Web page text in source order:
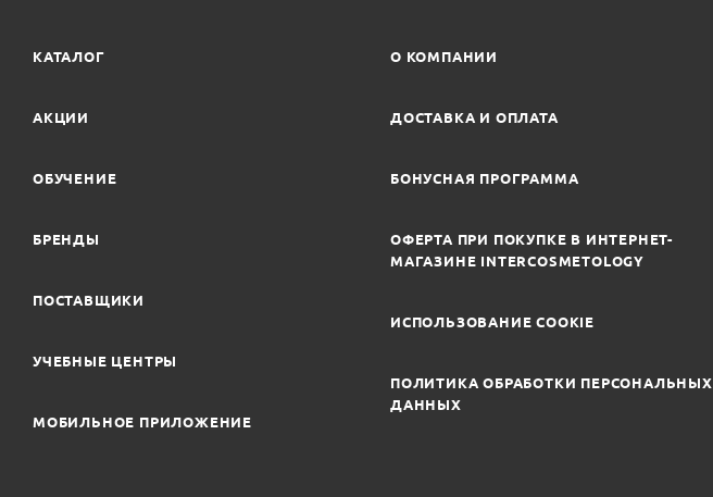
КАТАЛОГ
АКЦИИ
ОБУЧЕНИЕ
БРЕНДЫ
ПОСТАВЩИКИ
УЧЕБНЫЕ ЦЕНТРЫ
МОБИЛЬНОЕ ПРИЛОЖЕНИЕ
О КОМПАНИИ
ДОСТАВКА И ОПЛАТА
БОНУСНАЯ ПРОГРАММА
ОФЕРТА ПРИ ПОКУПКЕ В ИНТЕРНЕТ-
МАГАЗИНЕ INTERCOSMETOLOGY
ИСПОЛЬЗОВАНИЕ COOKIE
ПОЛИТИКА ОБРАБОТКИ ПЕРСОНАЛЬНЫХ
ДАННЫХ